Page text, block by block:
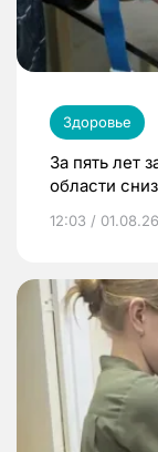
Здоровье
За пять лет
области
12:03 / 01.08.26